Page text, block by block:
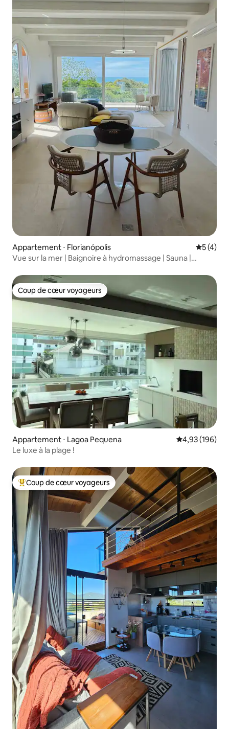
Appartement ⋅ Florianópolis
5 (4)
Vue sur la mer | Baignoire à hydromassage | Sauna |
Coup de cœur voyageurs
Coup de cœur voyageurs
Appartement ⋅ Lagoa Pequena Évaluation
4,93 (196)
Le luxe à la plage !
Coups de cœur voyageurs les plus appréciés
Coup de cœur voyageurs